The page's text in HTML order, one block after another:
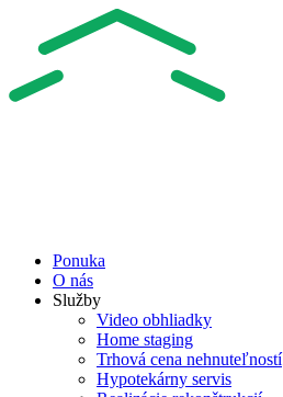
Ponuka
O nás
Služby
Video obhliadky
Home staging
Trhová cena nehnuteľností
Hypotekárny servis